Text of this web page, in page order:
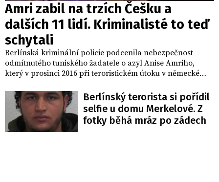
Amri zabil na trzích Češku a
dalších 11 lidí. Kriminalisté to teď
schytali
Berlínská kriminální policie podcenila nebezpečnost
odmítnutého tuniského žadatele o azyl Anise Amriho,
který v prosinci 2016 při teroristickém útoku v německé
vyšetřovacím výboru, který okolnosti činu objasňuje, to
dnes prohlásila tehdejší šéfka oddělení státní ochrany při
berlínském zemském kriminálním úřadu Jutta
Porzuceková.
Berlínský terorista si pořídil
selfie u domu Merkelové. Z
fotky běhá mráz po zádech